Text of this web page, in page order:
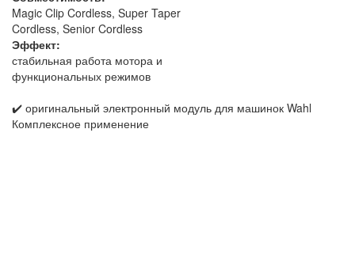
Magic Clip Cordless, Super Taper
Cordless, Senior Cordless
Эффект:
стабильная работа мотора и
функциональных режимов
✔️ оригинальный электронный модуль для машинок Wahl
Комплексное применение